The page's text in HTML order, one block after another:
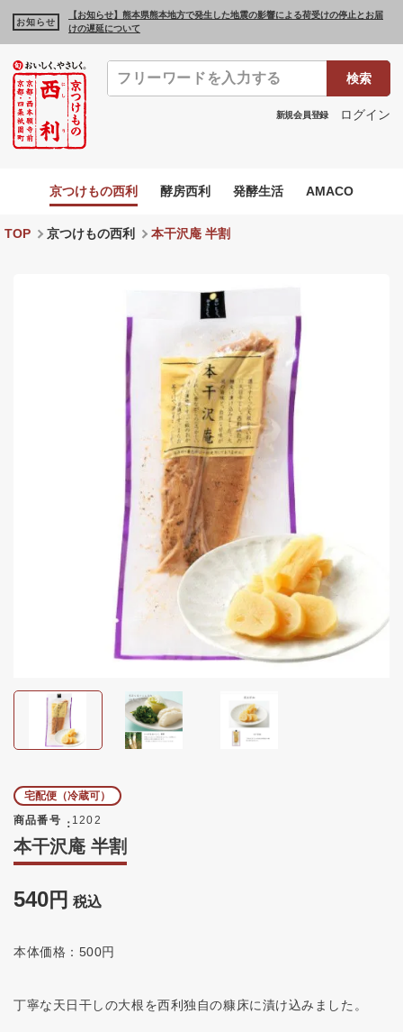
お知らせ
【お知らせ】熊本県熊本地方で発生した地震の影響による荷受けの停止とお届
けの遅延について
検索
新規会員登録 ログイン
京つけもの西利 酵房西利 発酵生活 AMACO
TOP 京つけもの西利 本干沢庵 半割
宅配便（冷蔵可）
商品番号
1202
本干沢庵 半割
540 税込
本体価格：500円
丁寧な天日干しの大根を西利独自の糠床に漬け込みました。